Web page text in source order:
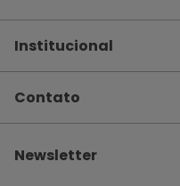
Institucional
Contato
Newsletter